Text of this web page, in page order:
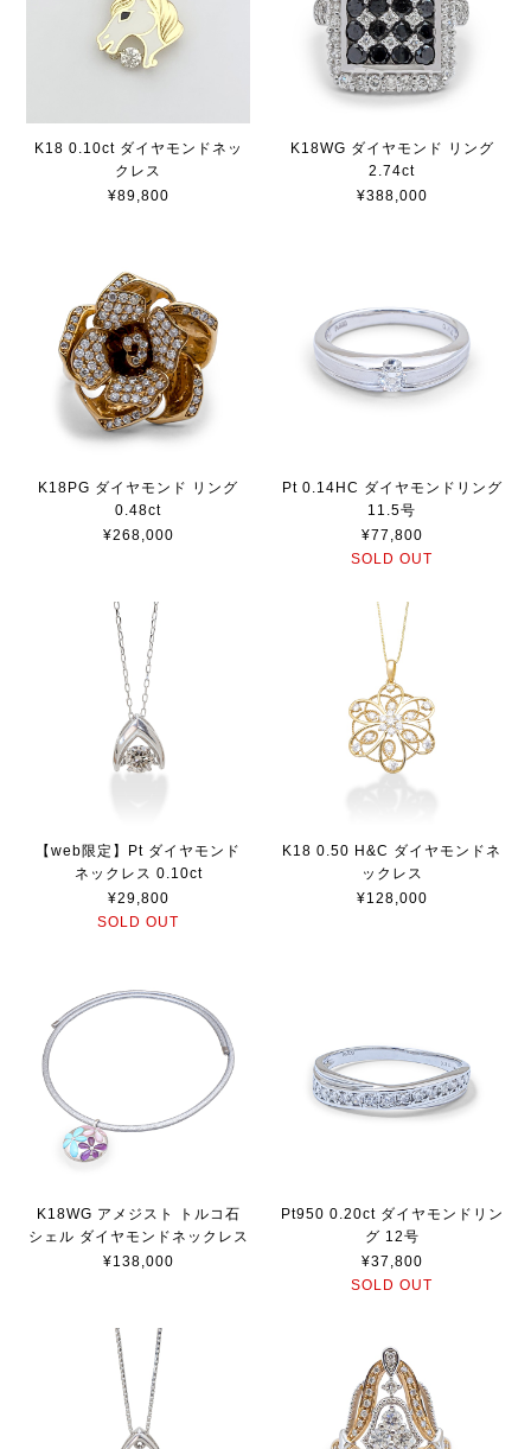
K18 0.10ct ダイヤモンドネッ
クレス
¥89,800
K18WG ダイヤモンド リング
2.74ct
¥388,000
K18PG ダイヤモンド リング
0.48ct
¥268,000
Pt 0.14HC ダイヤモンドリング
11.5号
¥77,800
SOLD OUT
【web限定】Pt ダイヤモンド
ネックレス 0.10ct
¥29,800
SOLD OUT
K18 0.50 H&C ダイヤモンドネ
ックレス
¥128,000
K18WG アメジスト トルコ石
シェル ダイヤモンドネックレス
¥138,000
Pt950 0.20ct ダイヤモンドリン
グ 12号
¥37,800
SOLD OUT